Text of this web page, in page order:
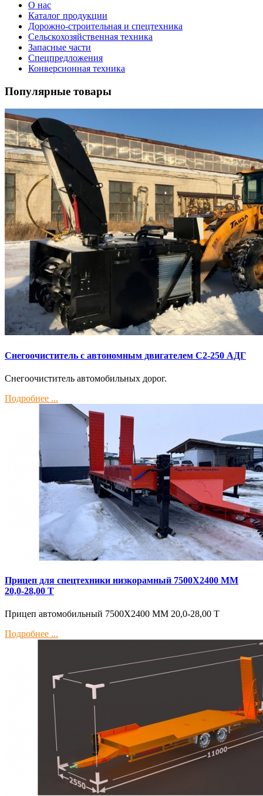
О нас
Каталог продукции
Дорожно-строительная и спецтехника
Сельскохозяйственная техника
Запасные части
Спецпредложения
Конверсионная техника
Популярные товары
Снегоочиститель с автономным двигателем С2-250 АДГ
Снегоочиститель автомобильных дорог.
Подробнее ...
Прицеп для спецтехники низкорамный 7500Х2400 ММ
20,0-28,00 Т
Прицеп автомобильный 7500Х2400 ММ 20,0-28,00 Т
Подробнее ...